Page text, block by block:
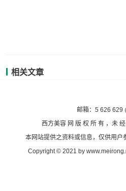
相关文章
邮箱：5 626 629
西方美容 网 版 权 所 有 ，未
本网站提供之资料或信息，仅供用户
Copyright © 2021 by